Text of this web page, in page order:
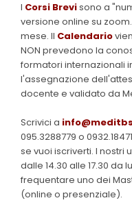
I Corsi Brevisono a
versione online su
mese. Il Calendario
NON prevedono la
formatori internazionali
l'assegnazione
docente e validato da
Scrivici a
095.3288779 o
se vuoi iscriverti. I nostri
dalle 14.30 alle 17.30 da
frequentare uno dei
(online o presenziale).